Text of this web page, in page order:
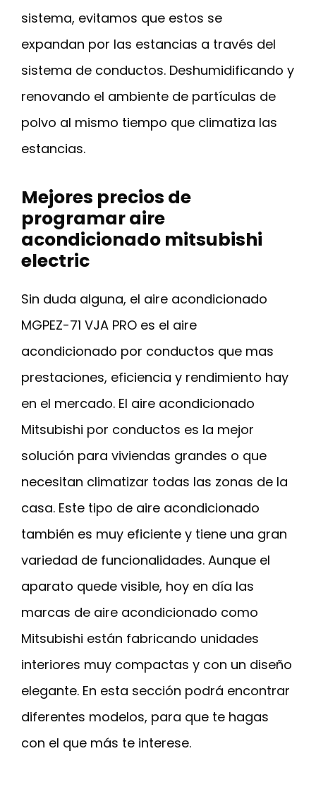
sistema, evitamos que estos se
expandan por las estancias a través del
sistema de conductos. Deshumidificando y
renovando el ambiente de partículas de
polvo al mismo tiempo que climatiza las
estancias.
Mejores precios de
programar aire
acondicionado mitsubishi
electric
Sin duda alguna, el aire acondicionado
MGPEZ-71 VJA PRO es el aire
acondicionado por conductos que mas
prestaciones, eficiencia y rendimiento hay
en el mercado. El aire acondicionado
Mitsubishi por conductos es la mejor
solución para viviendas grandes o que
necesitan climatizar todas las zonas de la
casa. Este tipo de aire acondicionado
también es muy eficiente y tiene una gran
variedad de funcionalidades. Aunque el
aparato quede visible, hoy en día las
marcas de aire acondicionado como
Mitsubishi están fabricando unidades
interiores muy compactas y con un diseño
elegante. En esta sección podrá encontrar
diferentes modelos, para que te hagas
con el que más te interese.